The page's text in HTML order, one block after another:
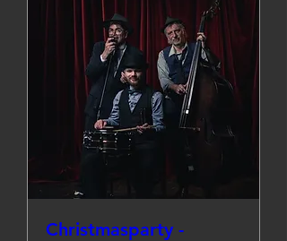
Christmasparty -